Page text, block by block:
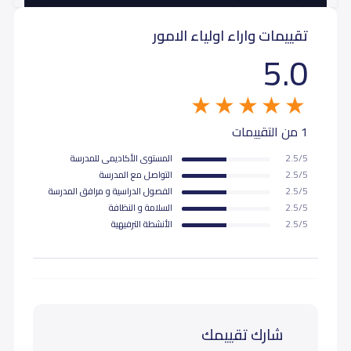
تقييمات واراء اولياء الامور
5.0
1 من التقييمات
2.5/5
المستوى اﻷكاديمى للمدرسة
2.5/5
التواصل مع المدرسة
2.5/5
الفصول الدراسية و مرافق المدرسة
2.5/5
السلامة و النظافة
2.5/5
اﻷنشطة الترفيهية
شارك تقييمك